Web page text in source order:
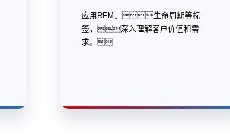
应用RFM、生命周期等标
签，深入理解客户价值和需
求。